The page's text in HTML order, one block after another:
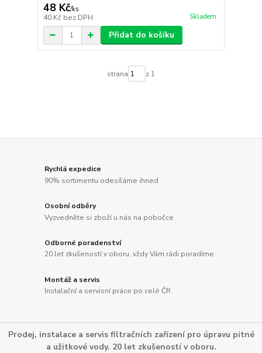
48 Kč/ks
40 Kč bez DPH Skladem
Přidat do košíku
strana z 1
Rychlá expedice
90% sortimentu odesíláme ihned
Osobní odběry
Vyzvedněte si zboží u nás na pobočce
Odborné poradenství
20 let zkušeností v oboru, vždy Vám rádi poradíme
Montáž a servis
Instalační a servisní práce po celé ČR
Prodej, instalace a servis filtračních zařízení pro úpravu pitné
a užitkové vody. 20 let zkušeností v oboru.